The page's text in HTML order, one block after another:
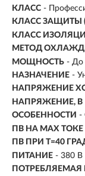
КЛАСС -
КЛАСС ЗАЩИТЫ
КЛАСС
МЕТОД
МОЩНОСТЬ - До
НАЗНАЧЕНИЕ -
НАПРЯЖЕНИЕ
НАПРЯЖЕНИЕ, В
ОСОБЕННОСТИ -
ПВ НА MAX ТОКЕ
ПВ ПРИ T=40
ПИТАНИЕ - 380 В